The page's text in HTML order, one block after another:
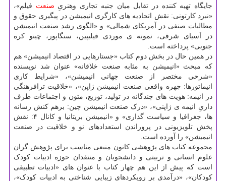
جایگاه تهیه کننده در تقابل میان جنبه تجاری وهنریِ صنعت فیلم»،
«نبرد کارتونی: نقش اتحادیه های کارگری انیمیشن در پیگیری حقوق و
مطالبات صنفی در آمریکای شمالی» و «الگوی رشد صنعت انیمیشن
در آسیای شرقی، نمونه ی موردی فیلیپین، سنگاپور، چینو کره
جنوبی» پرداخته است.
در همین حال در بخش دوم کتاب «جستارهایی در اقتصاد انیمیشن» هم
که مبحث «انیمیشن به مثابه صنعت خلاقانه» عنوان شد نویسنده
«شرحی مختصر از صنعت جهانی انیمیشن»، «شرایط کاری
انیماتورها: چهره واقعی صنعت انیمیشن ژاپن»، «خلاقیت ترافرهنگی
در انیمه: هویت های چندگانه در تولید، توزیع، متون و اجتماعات طرف
داریِ انیمه ی ژاپنی»، «درک صنعت انیمیشن چین: برهم کنش رسانه
ها، جغرافیا و سیاست گذاری» و «انیمیشن بریتانیا و کانال ۴: نقش
پخش تلویزیونی در پروراندن استعدادهای نو و خلاقیت در صنعت
انیمیشن» را آورده است.
مجموعه کتاب های پژوهشی کانون منبعی مناسب برای پژوهش گران
علوم انسانی و تربیتی و دانشجویان و منتقدان حوزه ادبیات کودک
است که پیش از این هم چهار کتاب با عنوان های «ادبیات تطبیقی
کودکان»، «درآمدی بر رویکردهای زیبایی شناختی به ادبیات کودک»،